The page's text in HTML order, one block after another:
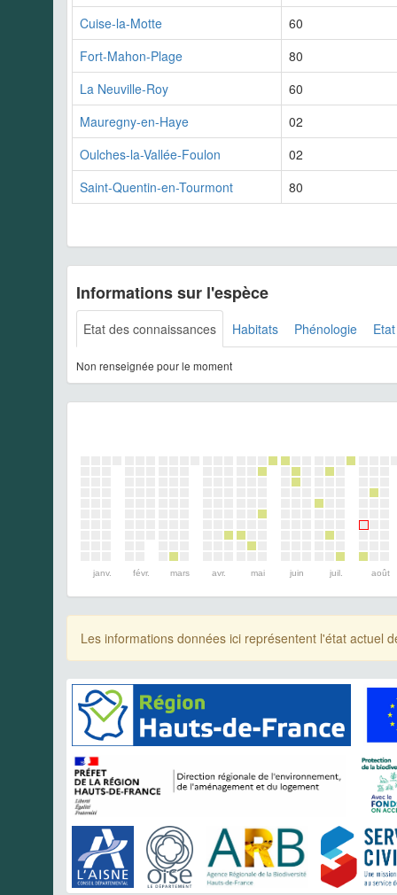
Cuise-la-Motte
60
Fort-Mahon-Plage
80
La Neuville-Roy
60
Mauregny-en-Haye
02
Oulches-la-Vallée-Foulon
02
Saint-Quentin-en-Tourmont
80
Informations sur l'espèce
Etat des connaissances Habitats Phénologie
Non renseignée pour le moment
janv. févr. mars avr. mai juin juil. août
Les informations données ici représentent l'état actuel